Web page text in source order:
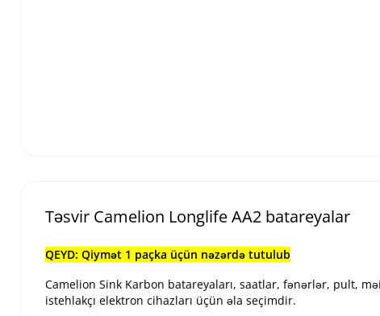
Təsvir Camelion Longlife AA2 batareyalar
QEYD: Qiymət 1 paçka üçün nəzərdə tutulub
Camelion Sink Karbon batareyaları, saatlar, fənərlər, pult,
istehlakçı elektron cihazları üçün əla seçimdir.